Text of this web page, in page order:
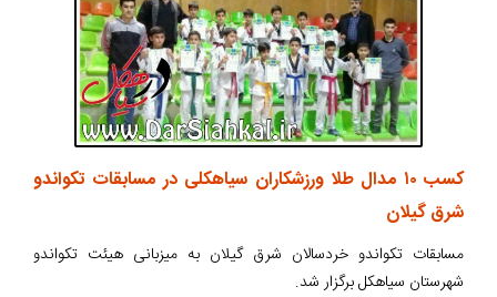
کسب ۱۰ مدال طلا ورزشکاران سیاهکلی در مسابقات تکواندو
شرق گیلان
مسابقات تکواندو خردسالان شرق گیلان به میزبانی هیئت تکواندو
شهرستان سیاهکل برگزار شد.